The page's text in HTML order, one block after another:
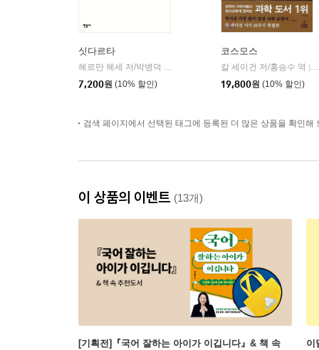
싯다르타
헤르만 헤세 저/박병덕 역
7,200원 (10% 할인)
코스모스
칼 세이건 저/홍승수 역
19,800원 (10% 할인)
검색 페이지에서 선택된 태그에 등록된 더 많은 상품을 확인해
이 상품의 이벤트 (13개)
[기획전]『국어 잘하는 아이가 이깁니다』& 책 속
이